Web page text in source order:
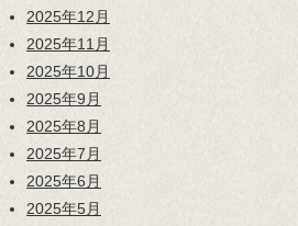
2025年12月
2025年11月
2025年10月
2025年9月
2025年8月
2025年7月
2025年6月
2025年5月